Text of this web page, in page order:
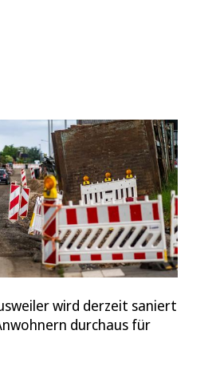
wird derzeit saniert
durchaus für